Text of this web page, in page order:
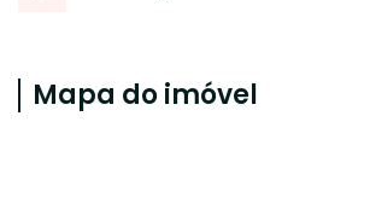
Mapa do imóvel